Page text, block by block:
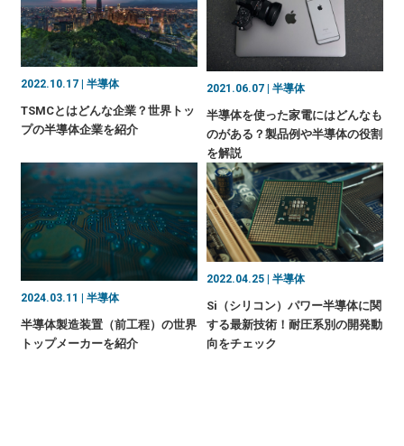
2022.10.17 | 半導体
TSMCとはどんな企業？世界トッ
プの半導体企業を紹介
2021.06.07 | 半導体
半導体を使った家電にはどんなも
のがある？製品例や半導体の役割
を解説
2024.03.11 | 半導体
半導体製造装置（前工程）の世界
トップメーカーを紹介
2022.04.25 | 半導体
Si（シリコン）パワー半導体に関
する最新技術！耐圧系別の開発動
向をチェック